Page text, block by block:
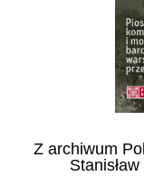
Z archiwum